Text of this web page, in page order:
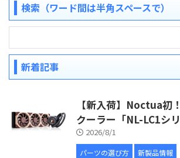
検索（ワード間は半角スペースで）
新着記事
【新入荷】Noctua初
クーラー「NL-LC1シリ
2026/8/1
パーツの選び方 新製品情報